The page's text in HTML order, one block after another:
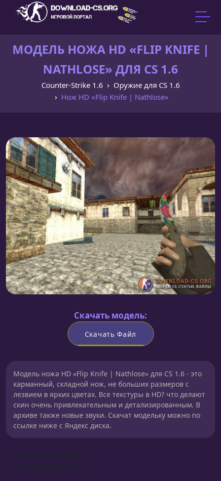
МОДЕЛЬ НОЖА HD «FLIP KNIFE |
NATHLOSE» ДЛЯ CS 1.6
Counter-Strike 1.6
Оружие для CS 1.6
Нож HD «Flip Knife | Nathlose»
Скачать модель:
Скачать Файл
Модель ножа HD «Flip Knife | Nathlose» для CS 1.6 - это
карманный, складной нож, не больших размеров с
лезвием в ярких цветах. Все текстуры в HD? что делают
скин очень привлекательным и детализированным. В
архиве также новые звуки. Скачат модельку можно по
ссылке ниже с Яндекс диска.